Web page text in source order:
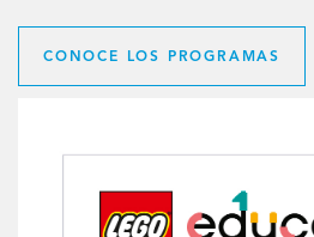
CONOCE LOS PROGRAMAS